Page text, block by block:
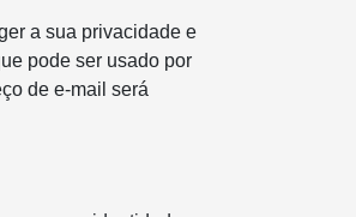
a sua privacidade e
pode ser usado por
de e-mail será